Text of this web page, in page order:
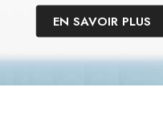
EN SAVOIR PLUS